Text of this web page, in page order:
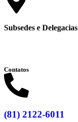
Subsedes e Delegacias
Contatos
(81) 2122-6011